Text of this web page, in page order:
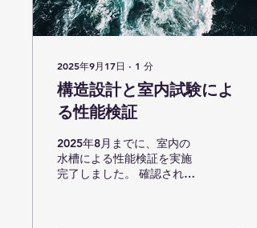
2025年9月17日 ∙ 1 分
構造設計と室内試験によ
る性能検証
2025年8月までに、室内の
水槽による性能検証を実施
完了しました。 確認された